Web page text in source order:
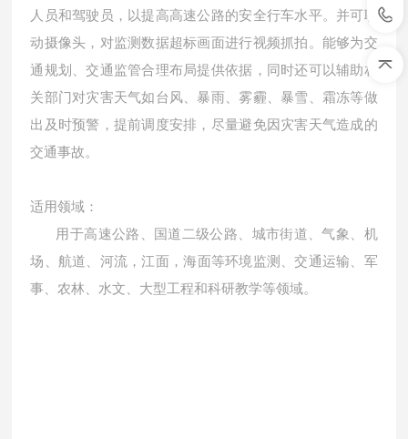
人员和驾驶员，以提高高速公路的安全行车水平。并可联
动摄像头，对监测数据超标画面进行视频抓拍。能够为交
通规划、交通监管合理布局提供依据，同时还可以辅助相
关部门对灾害天气如台风、暴雨、雾霾、暴雪、霜冻等做
出及时预警，提前调度安排，尽量避免因灾害天气造成的
交通事故。
适用领域：
用于高速公路、国道二级公路、城市街道、气象、机
场、航道、 河流，江面，海面等环境监测、交通运输、军
事、农林、水文、大型工程和科研教学等领域。